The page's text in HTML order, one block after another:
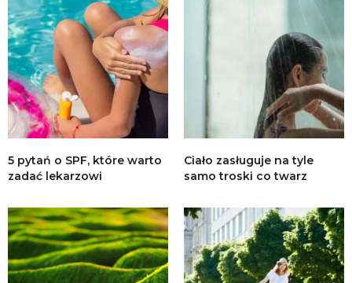
5 pytań o SPF, które warto
zadać lekarzowi
Ciało zasługuje na tyle
samo troski co twarz